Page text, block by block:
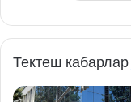
Тектеш кабарлар